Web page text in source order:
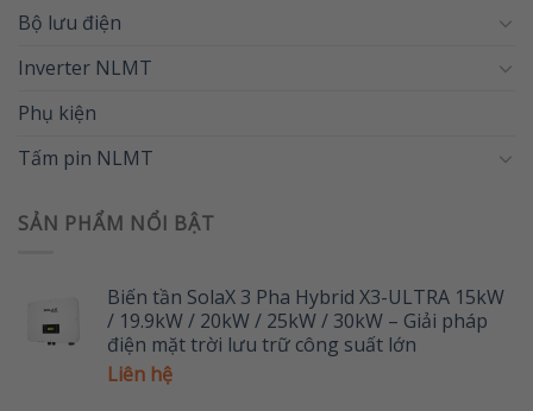
Bộ lưu điện
Inverter NLMT
Phụ kiện
Tấm pin NLMT
SẢN PHẨM NỔI BẬT
Biến tần SolaX 3 Pha Hybrid X3-ULTRA 15kW
/ 19.9kW / 20kW / 25kW / 30kW – Giải pháp
điện mặt trời lưu trữ công suất lớn
Liên hệ